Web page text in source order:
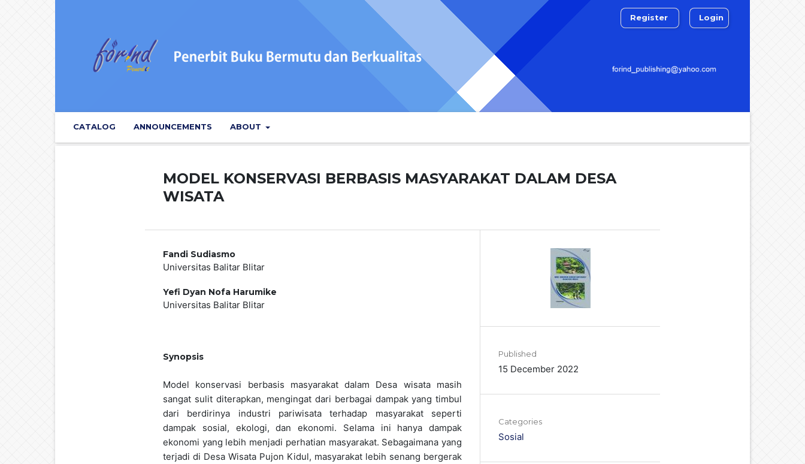
CATALOG ANNOUNCEMENTS ABOUT
Register Login
MODEL KONSERVASI BERBASIS MASYARAKAT DALAM DESA
WISATA
Fandi Sudiasmo
Universitas Balitar Blitar
Yefi Dyan Nofa Harumike
Universitas Balitar Blitar
Synopsis
Model konservasi berbasis masyarakat dalam Desa wisata masih
sangat sulit diterapkan, mengingat dari berbagai dampak yang timbul
dari berdirinya industri pariwisata terhadap masyarakat seperti
dampak sosial, ekologi, dan ekonomi. Selama ini hanya dampak
ekonomi yang lebih menjadi perhatian masyarakat. Sebagaimana yang
terjadi di Desa Wisata Pujon Kidul, masyarakat lebih senang bergerak
Published
15 December 2022
Categories
Sosial